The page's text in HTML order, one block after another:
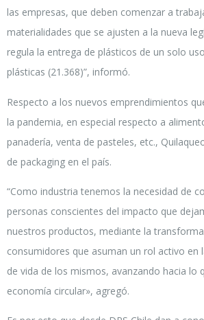
las empresas, que deben comenzar a
materialidades que se ajusten a la nueva
regula la entrega de plásticos de un solo
plásticas (21.368)”, informó.
Respecto a los nuevos emprendimientos
la pandemia, en especial respecto a
panadería, venta de pasteles, etc.,
de packaging en el país.
“Como industria tenemos la necesidad de
personas conscientes del impacto que
nuestros productos, mediante la
consumidores que asuman un rol activo en
de vida de los mismos, avanzando hacia lo
economía circular», agregó.